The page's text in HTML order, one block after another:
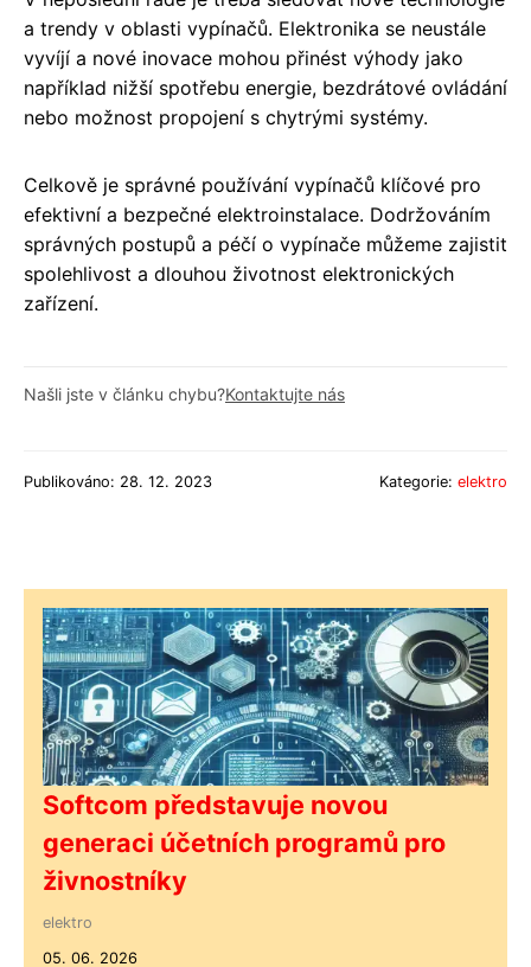
a trendy v oblasti vypínačů. Elektronika se neustále
vyvíjí a nové inovace mohou přinést výhody jako
například nižší spotřebu energie, bezdrátové ovládání
nebo možnost propojení s chytrými systémy.
Celkově je správné používání vypínačů klíčové pro
efektivní a bezpečné elektroinstalace. Dodržováním
správných postupů a péčí o vypínače můžeme zajistit
spolehlivost a dlouhou životnost elektronických
zařízení.
Našli jste v článku chybu?Kontaktujte nás
Publikováno: 28. 12. 2023 Kategorie: elektro
Softcom představuje novou
generaci účetních programů pro
živnostníky
elektro
05. 06. 2026